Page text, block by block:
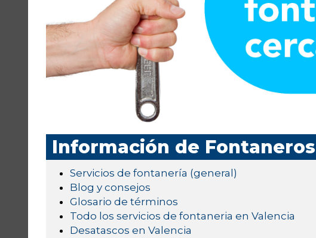
Información de
Servicios de fontanería (general)
Blog y consejos
Glosario de términos
Todo los servicios de fontaneria en Valencia
Desatascos en Valencia